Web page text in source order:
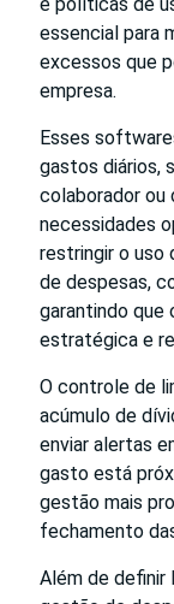
essencial para
excessos que
empresa.
Esses
gastos diários,
colaborador ou
necessidades
restringir o uso
de despesas,
garantindo que
estratégica e
O controle de
acúmulo de
enviar alertas
gasto está
gestão mais
fechamento
Além de